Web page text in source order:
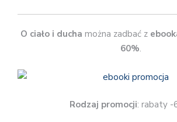
O ciało i ducha można zadbać z
60%.
Rodzaj promocji: rabaty -